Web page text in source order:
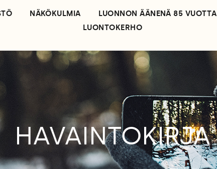
NÄKÖKULMIA LUONNON ÄÄNENÄ 85 VUOTTA
LUONTOKERHO
HAVAINTOKIRJA